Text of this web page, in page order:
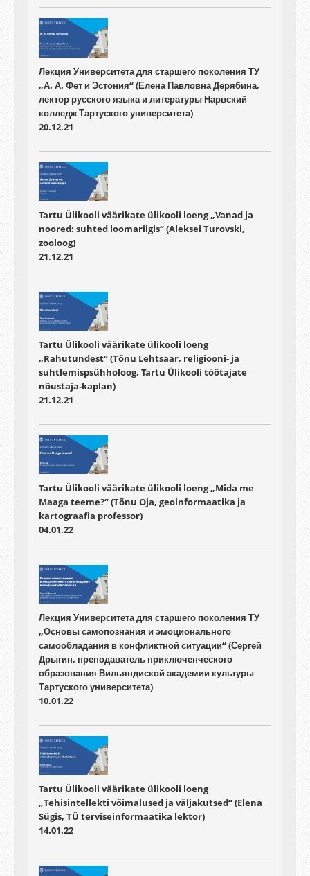
Лекция Университета для старшего поколения ТУ
„А. А. Фет и Эстония“ (Елена Павловна Дерябина,
лектор русского языка и литературы Нарвский
колледж Тартуского университета)
20.12.21
Tartu Ülikooli väärikate ülikooli loeng „Vanad ja
noored: suhted loomariigis“ (Aleksei Turovski,
zooloog)
21.12.21
Tartu Ülikooli väärikate ülikooli loeng
„Rahutundest“ (Tõnu Lehtsaar, religiooni- ja
suhtlemispsühholoog, Tartu Ülikooli töötajate
nõustaja-kaplan)
21.12.21
Tartu Ülikooli väärikate ülikooli loeng „Mida me
Maaga teeme?“ (Tõnu Oja, geoinformaatika ja
kartograafia professor)
04.01.22
Лекция Университета для старшего поколения ТУ
„Основы самопознания и эмоционального
самообладания в конфликтной ситуации“ (Сергей
Дрыгин, преподаватель приключенческого
образования Вильяндиской академии культуры
Тартуского университета)
10.01.22
Tartu Ülikooli väärikate ülikooli loeng
„Tehisintellekti võimalused ja väljakutsed“ (Elena
Sügis, TÜ terviseinformaatika lektor)
14.01.22